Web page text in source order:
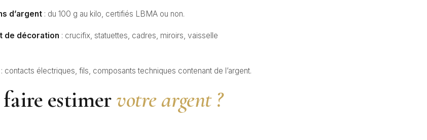
d’argent : du 100 g au kilo, certifiés LBMA ou non.
de décoration : crucifix, statuettes, cadres, miroirs, vaisselle
: contacts électriques, fils, composants techniques contenant de l’argent.
estimervotre argent ?